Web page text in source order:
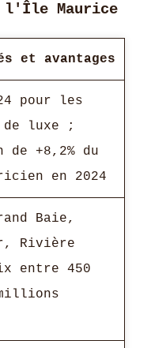
l'Île Maurice
et avantages
pour les
de luxe ;
de +8,2% du
en 2024
Baie,
Rivière
entre 450